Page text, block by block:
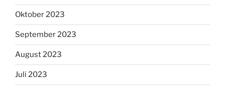
Oktober 2023
September 2023
August 2023
Juli 2023